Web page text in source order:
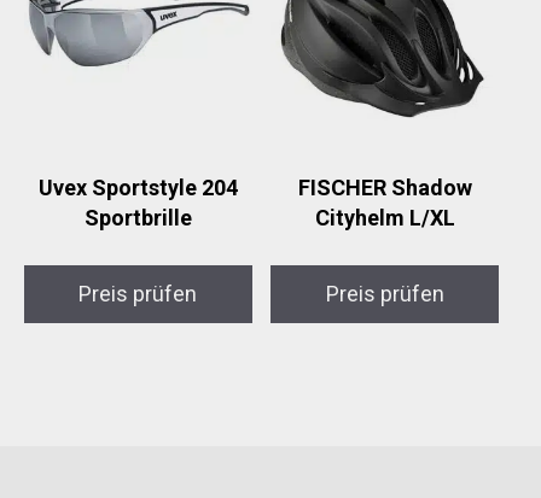
Uvex Sportstyle 204
Sportbrille
Preis prüfen
FISCHER Shadow
Cityhelm L/XL
Preis prüfen